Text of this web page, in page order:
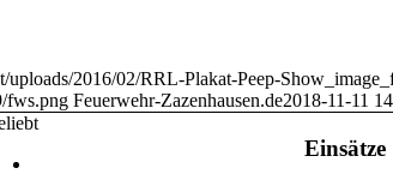
uploads/2016/02/RRL-Plakat-Peep-
fws.png Feuerwehr-Zazenhausen.de2018-11-11
Einsätze